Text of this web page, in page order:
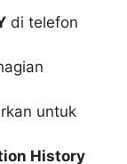
di telefon
untuk
History